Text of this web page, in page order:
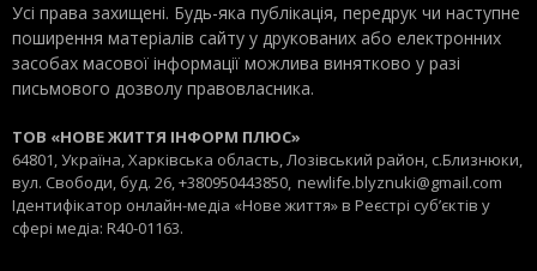
Усі права захищені. Будь-яка публiкацiя, передрук чи наступне
поширення матеріалів сайту у друкованих або електронних
засобах масової інформації можлива винятково у разі
письмового дозволу правовласника.
ТОВ «НОВЕ ЖИТТЯ ІНФОРМ ПЛЮС»
64801, Україна, Харківська область, Лозівський район, с.Близнюки,
вул. Свободи, буд. 26, +380950443850, newlife.blyznuki@gmail.com
Ідентифікатор онлайн-медіа «Нове життя» в Реєстрі суб’єктів у
сфері медіа: R40-01163.